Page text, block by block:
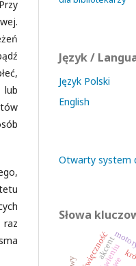
lub
raz
Język /
Język Polski
English
Otwarty system
Słowa
akcent
± dźwięczność